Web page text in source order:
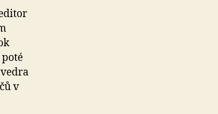
v